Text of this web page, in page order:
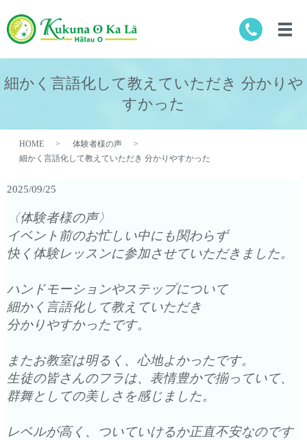
細かく言語化して教えていただき 分かりや
すかった
HOME
体験者様の声
細かく言語化して教えていただき 分かりやすかった
2025/09/25
〈体験者様の声〉
イベント前のお忙しい中にも関わらず
快く体験レッスンに参加させていただきました。
ハンドモーションやステップについて
細かく言語化して教えていただき
分かりやすかったです。
またお教室は明るく、心地よかったです。
生徒の皆さんのフラは、表情豊かで揃っていて、
群舞としての美しさを感じました。
レベルが高く、ついていけるか正直不安なのです